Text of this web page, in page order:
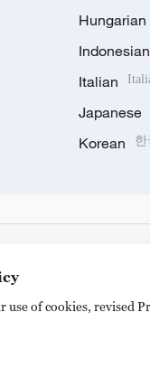
Hungarian
Indonesian
Italian
Japanese
Korean 한
of cookies, revised